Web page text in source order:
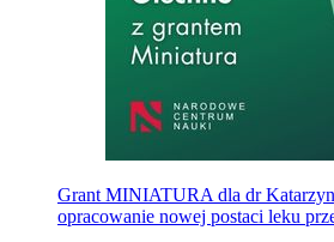
Grant MINIATURA dla dr
opracowanie nowej postaci leku